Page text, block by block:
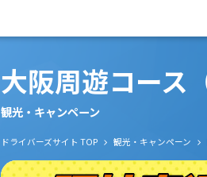
大阪周遊コース
観光・キャンペーン
ドライバーズサイト TOP 観光・キャンペーン